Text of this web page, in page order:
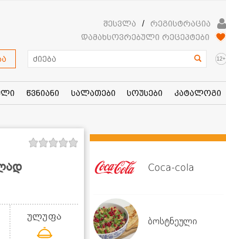
შესვლა /
რეგისტრაცია
დამახსოვრებული რეცეპტები
12+
წვნიანი სალათები სოუსები კატალოგი
ულუფა
Coca-cola
ბოსტნეული